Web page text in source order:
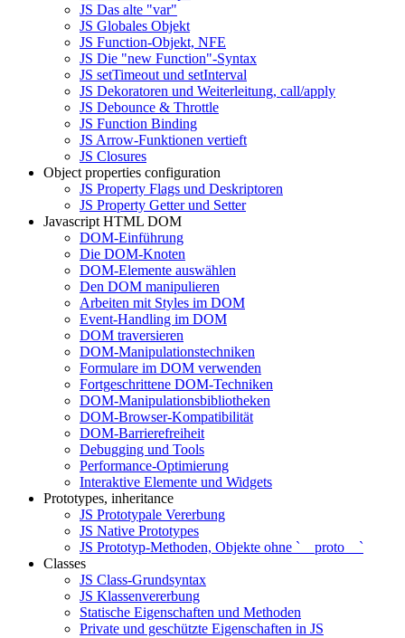
JS Das alte "var"
JS Globales Objekt
JS Function-Objekt, NFE
JS Die "new Function"-Syntax
JS setTimeout und setInterval
JS Dekoratoren und Weiterleitung, call/apply
JS Debounce & Throttle
JS Function Binding
JS Arrow-Funktionen vertieft
JS Closures
Object properties configuration
JS Property Flags und Deskriptoren
JS Property Getter und Setter
Javascript HTML DOM
DOM-Einführung
Die DOM-Knoten
DOM-Elemente auswählen
Den DOM manipulieren
Arbeiten mit Styles im DOM
Event-Handling im DOM
DOM traversieren
DOM-Manipulationstechniken
Formulare im DOM verwenden
Fortgeschrittene DOM-Techniken
DOM-Manipulationsbibliotheken
DOM-Browser-Kompatibilität
DOM-Barrierefreiheit
Debugging und Tools
Performance-Optimierung
Interaktive Elemente und Widgets
Prototypes, inheritance
JS Prototypale Vererbung
JS Native Prototypes
JS Prototyp-Methoden, Objekte ohne `__proto__`
Classes
JS Class-Grundsyntax
JS Klassenvererbung
Statische Eigenschaften und Methoden
Private und geschützte Eigenschaften in JS